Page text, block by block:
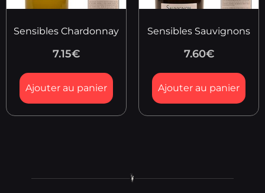
Sensibles Chardonnay
7.15€
Ajouter au panier
Sensibles Sauvignons
7.60€
Ajouter au panier